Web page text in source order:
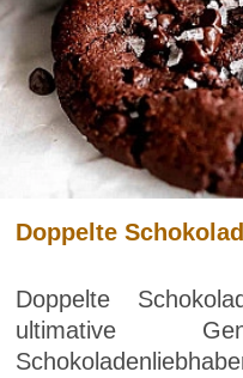
Doppelte
Doppelte
ultimative